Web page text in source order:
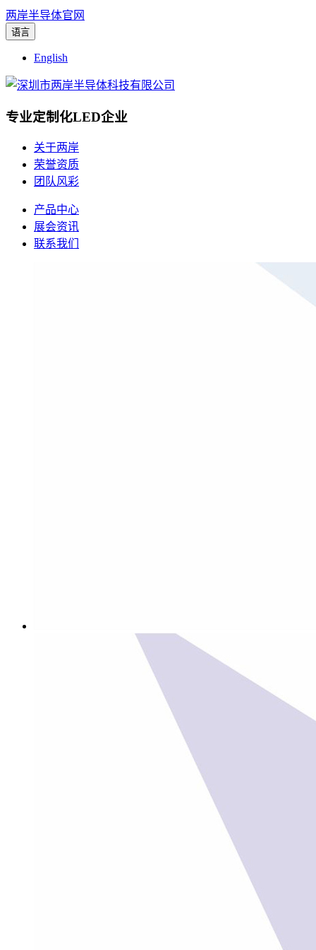
两岸半导体官网
语言
English
专业定制化LED企业
关于两岸
荣誉资质
团队风彩
产品中心
展会资讯
联系我们